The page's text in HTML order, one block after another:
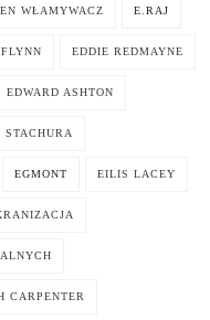
WŁAMYWACZ E.RAJ
EDDIE REDMAYNE
EDWARD ASHTON
STACHURA
EGMONT EILIS LACEY
CARPENTER